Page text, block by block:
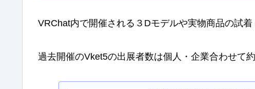
VRChat内で開催される３Dモデルや実物商品の試着
過去開催のVket5の出展者数は個人・企業合わせて